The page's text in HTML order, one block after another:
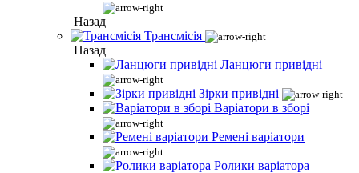
Назад
Трансмісія
Назад
Ланцюги привідні
Зірки привідні
Варіатори в зборі
Ремені варіатори
Ролики варіатора